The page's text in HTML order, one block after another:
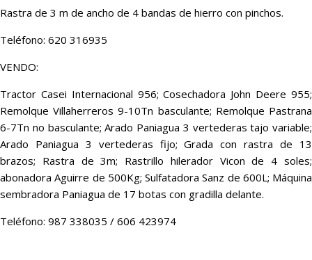
Rastra de 3 m de ancho de 4 bandas de hierro con pinchos.
Teléfono: 620 316935
VENDO:
Tractor Casei Internacional 956; Cosechadora John Deere 955;
Remolque Villaherreros 9-10Tn basculante; Remolque Pastrana
6-7Tn no basculante; Arado Paniagua 3 vertederas tajo variable;
Arado Paniagua 3 vertederas fijo; Grada con rastra de 13
brazos; Rastra de 3m; Rastrillo hilerador Vicon de 4 soles;
abonadora Aguirre de 500Kg; Sulfatadora Sanz de 600L; Máquina
sembradora Paniagua de 17 botas con gradilla delante.
Teléfono: 987 338035 / 606 423974